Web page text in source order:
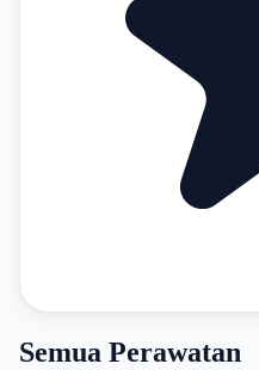
Semua Perawatan